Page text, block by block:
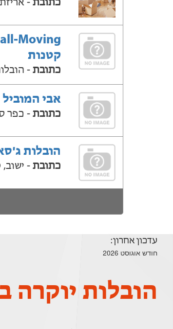
כתובת -
קטנות
כתובת -
אבי המוביל
כתובת - כפר
הובלות
כתובת - ישוב,
עדכון אחרון:
חודש אוגוסט 2026
הובלות יוקרה